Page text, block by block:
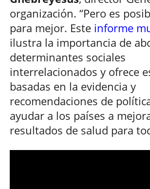
organización. “Pero es
para mejor. Este informe
ilustra la importancia de
determinantes sociales
interrelacionados y ofrece
basadas en la evidencia y
recomendaciones de
ayudar a los países a
resultados de salud para